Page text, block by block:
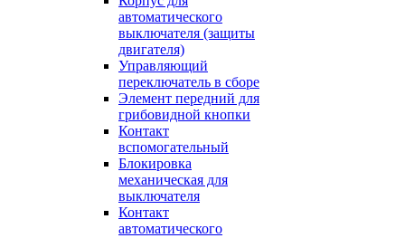
автоматического
выключателя (защиты
двигателя)
Управляющий
переключатель в сборе
Элемент передний для
грибовидной кнопки
Контакт
вспомогательный
Блокировка
механическая для
выключателя
Контакт
автоматического